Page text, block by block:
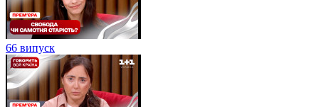
66 випуск